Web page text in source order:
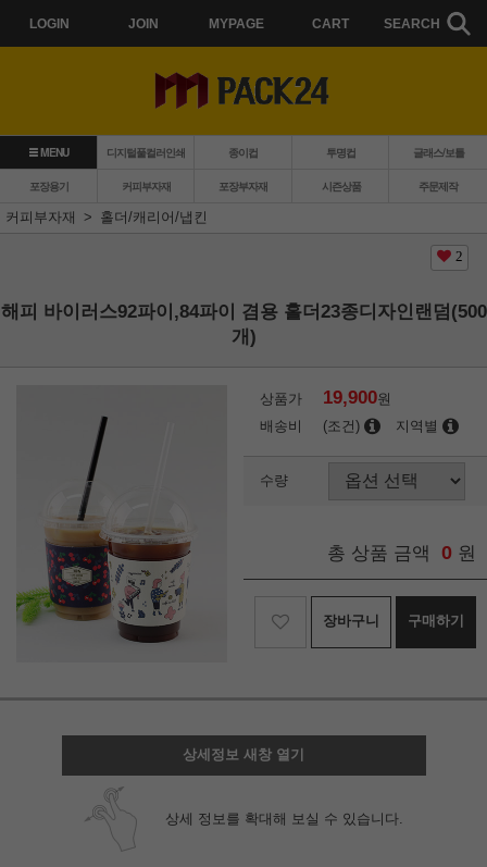
LOGIN JOIN MYPAGE CART SEARCH
MENU 디지털풀컬러인쇄 종이컵 투명컵 글래스/보틀
포장용기 커피부자재 포장부자재 시즌상품
주문제작
커피부자재
홀더/캐리어/냅킨
2
해피 바이러스92파이,84파이 겸용 홀더23종디자인랜덤(500
개)
상품가 19,900원
배송비
(조건) 지역별
수량
총 상품 금액 0 원
장바구니 구매하기
상세정보 새창 열기
상세 정보를 확대해 보실 수 있습니다.